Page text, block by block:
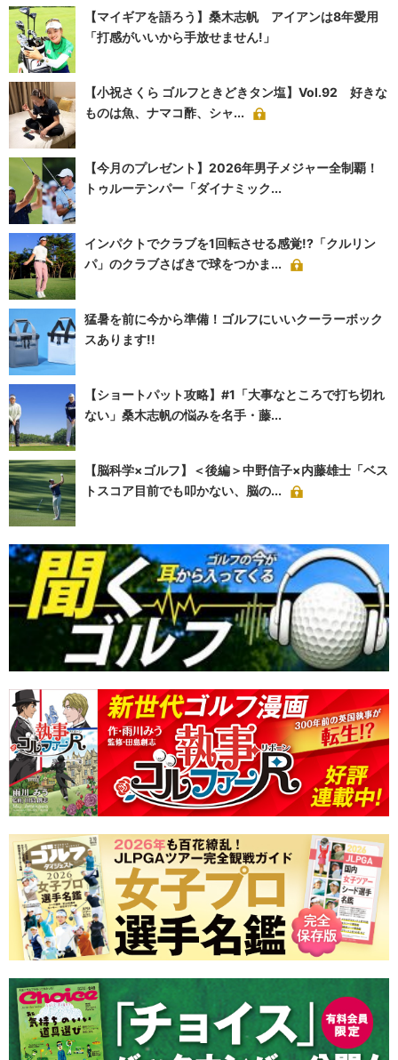
【マイギアを語ろう】桑木志帆 アイアンは8年愛用
「打感がいいから手放せません!」
【小祝さくら ゴルフときどきタン塩】Vol.92 好きな
ものは魚、ナマコ酢、シャ...
【今月のプレゼント】2026年男子メジャー全制覇！
トゥルーテンパー「ダイナミック...
インパクトでクラブを1回転させる感覚!?「クルリン
パ」のクラブさばきで球をつかま...
猛暑を前に今から準備！ゴルフにいいクーラーボック
スあります!!
【ショートパット攻略】#1「大事なところで打ち切れ
ない」桑木志帆の悩みを名手・藤...
【脳科学×ゴルフ】＜後編＞中野信子×内藤雄士「ベス
トスコア目前でも叩かない、脳の...